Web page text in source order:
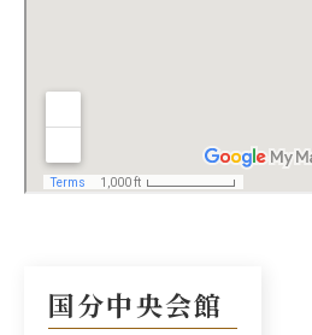
国分中央会館